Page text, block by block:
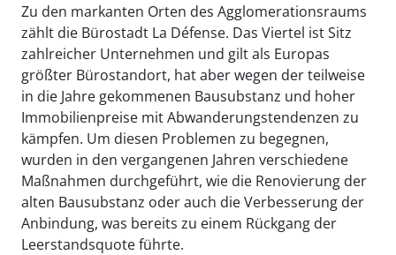
Zu den markanten Orten des Agglomerationsraums
zählt die Bürostadt La Défense. Das Viertel ist Sitz
zahlreicher Unternehmen und gilt als Europas
größter Bürostandort, hat aber wegen der teilweise
in die Jahre gekommenen Bausubstanz und hoher
Immobilienpreise mit Abwanderungstendenzen zu
kämpfen. Um diesen Problemen zu begegnen,
wurden in den vergangenen Jahren verschiedene
Maßnahmen durchgeführt, wie die Renovierung der
alten Bausubstanz oder auch die Verbesserung der
Anbindung, was bereits zu einem Rückgang der
Leerstandsquote führte.